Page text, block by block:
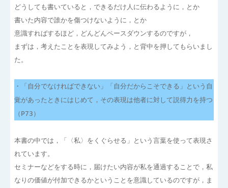
どうしても書いていると，できるだけ人に伝わるように，とか
書いた内容で誰かを傷つけないように，とか
意識すればするほど，どんどんペースダウンするのですが，
まずは，考えたことを表現してみよう，と背中を押してもらいまし
た。
・「自分でなければできない」「自分だからこそできる」という自
覚があったときにはじめて，その表現は他者に対して説得力を持つ
（P73）
本書の中では，「〈私〉をくぐらせる」という言葉を使って表現さ
れています。
セミナーなどをする時に，届けたい内容が私を通過することで，私
なりの価値が付加できるかということを意識しているのですが，ま